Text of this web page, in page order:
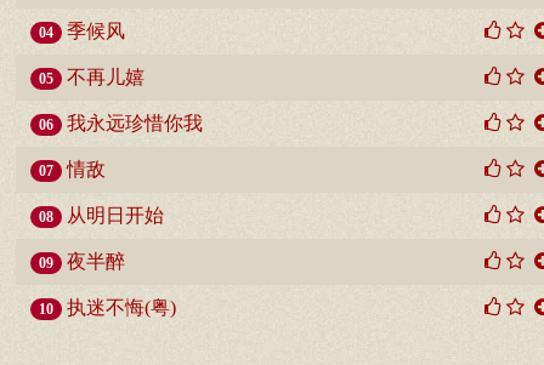
04 季候风
05 不再儿嬉
06 我永远珍惜你我
07 情敌
08 从明日开始
09 夜半醉
10 执迷不悔(粤)